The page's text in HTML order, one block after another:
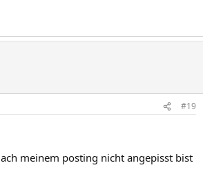
#19
meinem posting nicht angepisst bist